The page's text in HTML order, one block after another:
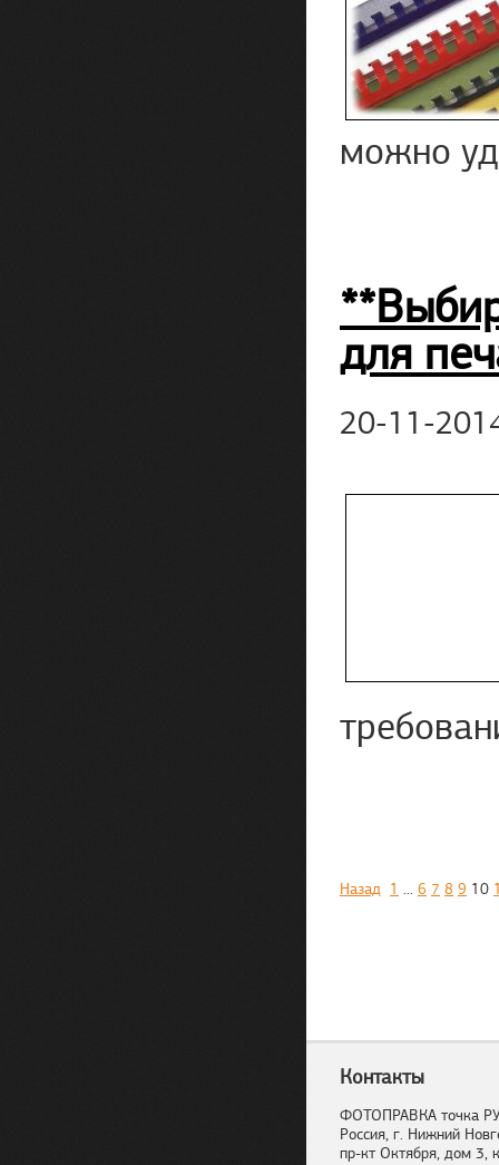
можно
для
20-11-
Назад 1 ... 6 7 8 9 10
Контакты
ФОТОПРАВКА точка
Россия, г. Нижний
пр-кт Октября, дом 3,